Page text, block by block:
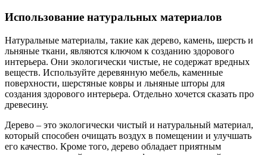
Использование натуральных материалов
Натуральные материалы, такие как дерево, камень, шерсть и
льняные ткани, являются ключом к созданию здорового
интерьера. Они экологически чистые, не содержат вредных
веществ. Используйте деревянную мебель, каменные
поверхности, шерстяные ковры и льняные шторы для
создания здорового интерьера. Отдельно хочется сказать про
древесину.
Дерево – это экологически чистый и натуральный материал,
который способен очищать воздух в помещении и улучшать
его качество. Кроме того, дерево обладает приятным